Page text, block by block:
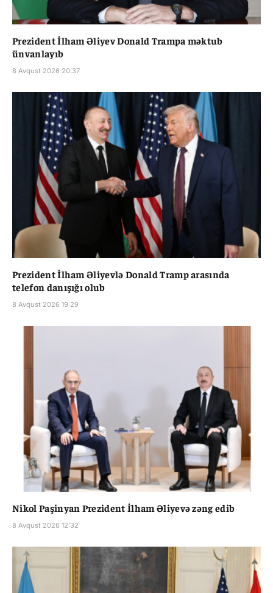
Prezident İlham Əliyev Donald Trampa məktub
ünvanlayıb
8 Avqust 2026 20:37
Prezident İlham Əliyevlə Donald Tramp arasında
telefon danışığı olub
8 Avqust 2026 19:29
Nikol Paşinyan Prezident İlham Əliyevə zəng edib
8 Avqust 2026 12:32